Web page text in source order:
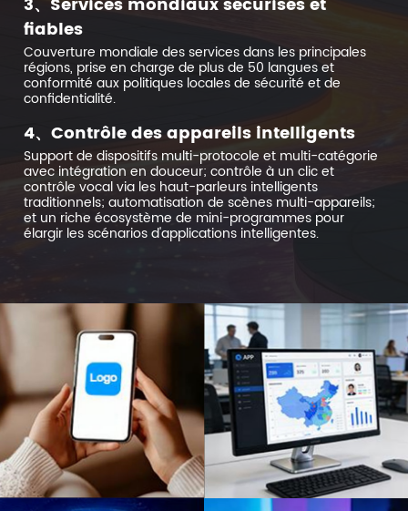
fiables
Couverture mondiale des services dans les principales
régions, prise en charge de plus de 50 langues et
conformité aux politiques locales de sécurité et de
confidentialité.
4、Contrôle des appareils intelligents
Support de dispositifs multi-protocole et multi-catégorie
avec intégration en douceur; contrôle à un clic et
contrôle vocal via les haut-parleurs intelligents
traditionnels; automatisation de scènes multi-appareils;
et un riche écosystème de mini-programmes pour
élargir les scénarios d'applications intelligentes.